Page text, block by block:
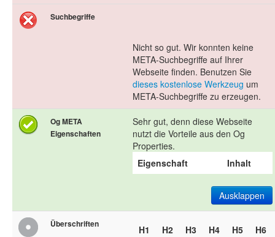
Suchbegriffe
Nicht so gut. Wir konnten keine
META-Suchbegriffe auf Ihrer
Webseite finden. Benutzen Sie
dieses kostenlose Werkzeug um
META-Suchbegriffe zu erzeugen.
Og META
Eigenschaften
Sehr gut, denn diese Webseite
nutzt die Vorteile aus den Og
Properties.
Eigenschaft
Inhalt
Ausklappen
Überschriften H1 H2 H3 H4 H5 H6